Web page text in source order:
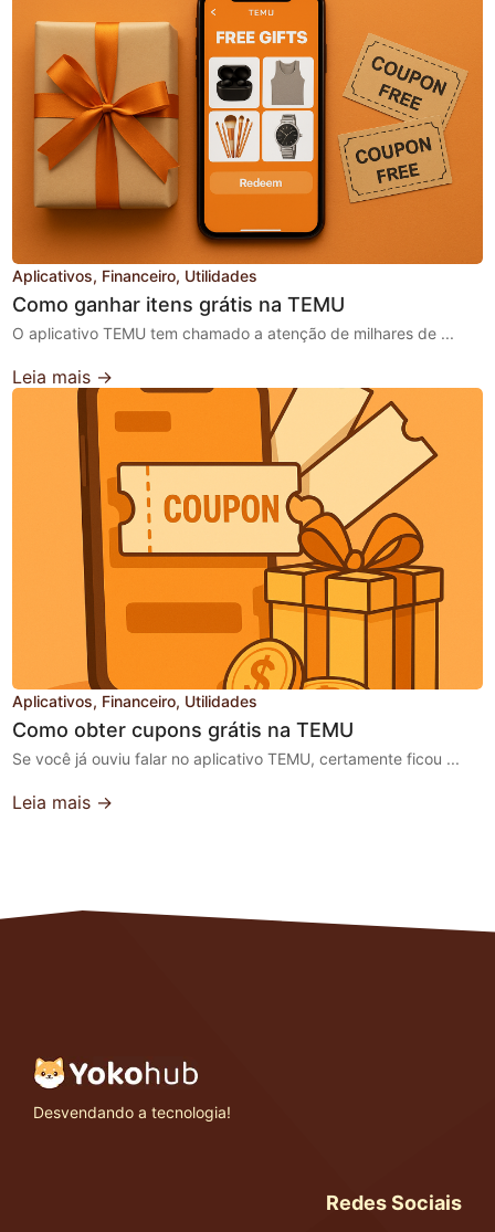
Aplicativos Financeiro Utilidades
Como ganhar itens grátis na TEMU
O aplicativo TEMU tem chamado a atenção de milhares de ...
Leia mais →
Aplicativos Financeiro Utilidades
Como obter cupons grátis na TEMU
Se você já ouviu falar no aplicativo TEMU, certamente ficou ...
Leia mais →
Desvendando a tecnologia!
Redes Sociais